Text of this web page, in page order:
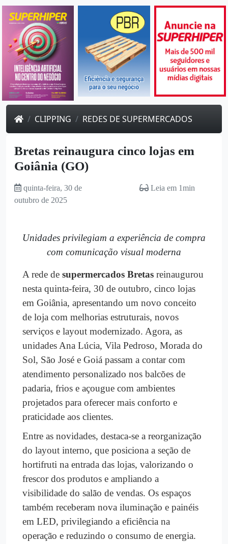
CLIPPING REDES DE SUPERMERCADOS
Bretas reinaugura cinco lojas em
Goiânia (GO)
quinta-feira, 30 de
outubro de 2025
Leia em 1min
Unidades privilegiam a experiência de compra
com comunicação visual moderna
A rede de supermercados Bretas reinaugurou
nesta quinta-feira, 30 de outubro, cinco lojas
em Goiânia, apresentando um novo conceito
de loja com melhorias estruturais, novos
serviços e layout modernizado. Agora, as
unidades Ana Lúcia, Vila Pedroso, Morada do
Sol, São José e Goiá passam a contar com
atendimento personalizado nos balcões de
padaria, frios e açougue com ambientes
projetados para oferecer mais conforto e
praticidade aos clientes.
Entre as novidades, destaca-se a reorganização
do layout interno, que posiciona a seção de
hortifruti na entrada das lojas, valorizando o
frescor dos produtos e ampliando a
visibilidade do salão de vendas. Os espaços
também receberam nova iluminação e painéis
em LED, privilegiando a eficiência na
operação e reduzindo o consumo de energia.